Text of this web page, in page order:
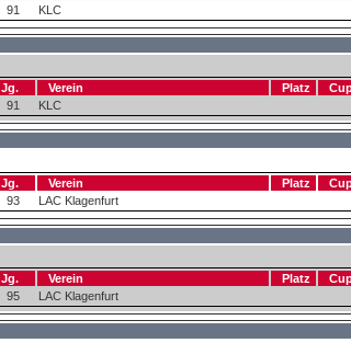
91 KLC
Jg. Verein Platz
91 KLC
Jg. Verein Platz
93 LAC Klagenfurt
Jg. Verein Platz
95 LAC Klagenfurt